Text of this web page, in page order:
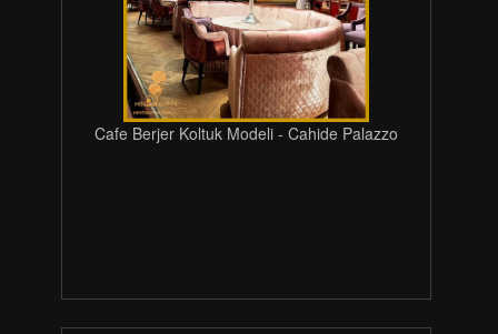
Cafe Berjer Koltuk Modeli - Cahide Palazzo